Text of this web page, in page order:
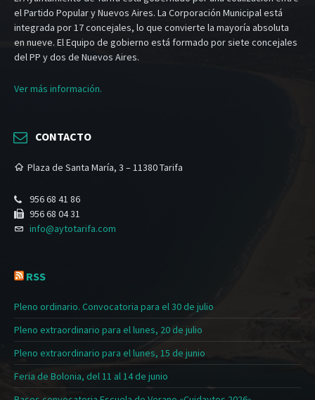
el Partido Popular y Nuevos Aires. La Corporación Municipal está
integrada por 17 concejales, lo que convierte la mayoría absoluta
en nueve. El Equipo de gobierno está formado por siete concejales
del PP y dos de Nuevos Aires.
Ver más información.
CONTACTO
Plaza de Santa María, 3 – 11380 Tarifa
956 68 41 86
956 68 04 31
info@aytotarifa.com
RSS
Pleno ordinario. Convocatoria para el 30 de julio
Pleno extraordinario para el lunes, 20 de julio
Pleno extraordinario para el lunes, 15 de junio
Feria de Bolonia, del 11 al 14 de junio